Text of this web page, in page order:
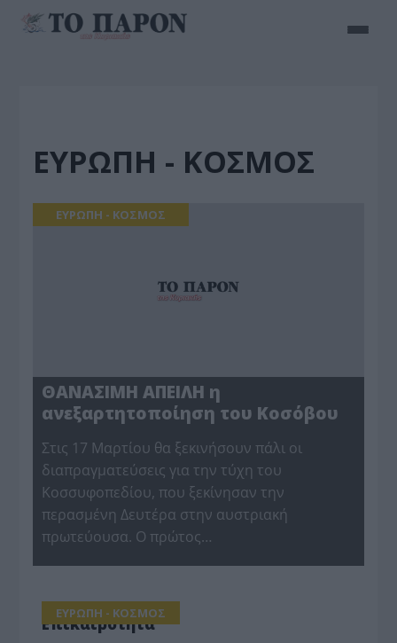
ΕΥΡΩΠΗ - ΚΟΣΜΟΣ
ΕΥΡΩΠΗ - ΚΟΣΜΟΣ
ΘΑΝΑΣΙΜΗ ΑΠΕΙΛΗ η
ανεξαρτητοποίηση του Κοσόβου
Στις 17 Μαρτίου θα ξεκινήσουν πάλι οι
διαπραγματεύσεις για την τύχη του
Κοσσυφοπεδίου, που ξεκίνησαν την
περασμένη Δευτέρα στην αυστριακή
πρωτεύουσα. Ο πρώτος…
ΕΥΡΩΠΗ - ΚΟΣΜΟΣ
Επικαιρότητα